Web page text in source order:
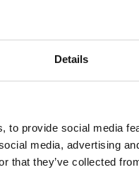
Details
to provide social media
media, advertising
that they’ve collected